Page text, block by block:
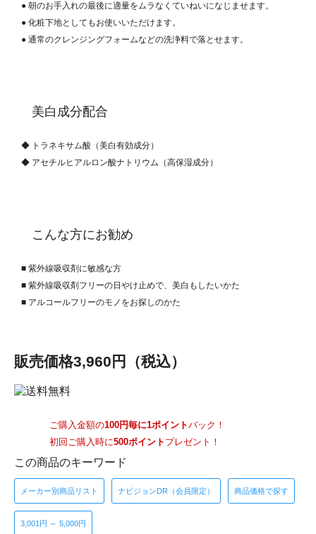
● 朝のお手入れの最後に適量をムラなくていねいになじませます。
● 化粧下地としてもお使いいただけます。
● 通常のクレンジングフォームなどの洗浄料で落とせます。
美白成分配合
◆ トラネキサム酸（美白有効成分）
◆ アセチルヒアルロン酸ナトリウム（高保湿成分）
こんな方にお勧め
■ 紫外線吸収剤に敏感な方
■ 紫外線吸収剤フリーの日やけ止めで、美白もしたいかた
■ アルコールフリーのモノをお探しのかた
販売価格3,960円 （税込）
ご購入金額の100円毎に1ポイントバック！
初回ご購入時に500ポイント プレゼント！
この商品のキーワード
メーカー別商品リスト ナビジョンDR（会員限定） 商品価格で探す
3,001円 ～ 5,000円